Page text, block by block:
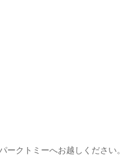
ークトミーへお越しください。